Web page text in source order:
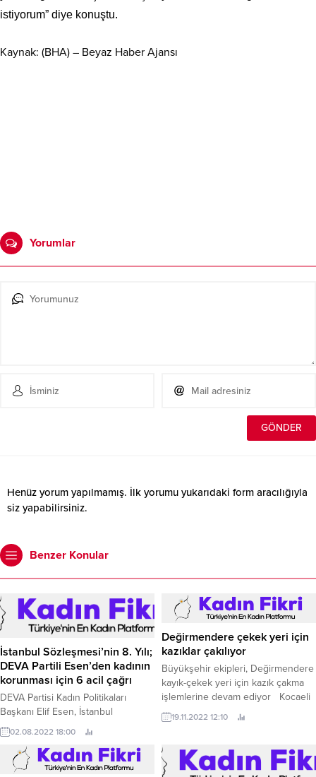
istiyorum” diye konuştu.
Kaynak: (BHA) – Beyaz Haber Ajansı
Yorumlar
Henüz yorum yapılmamış. İlk yorumu yukarıdaki form aracılığıyla
siz yapabilirsiniz.
Benzer Konular
İstanbul Sözleşmesi’nin 8. Yılı;
DEVA Partili Esen’den kadının
korunması için 6 acil çağrı
DEVA Partisi Kadın Politikaları
Başkanı Elif Esen, İstanbul
Sözleşmesi’nin yürürlüğe
girmesinin sekizinci yılı vesilesiyle
yaptığı açıklamada iktidara 6 acil
çağrıda bulundu.
02.08.2022 18:00
Değirmendere çekek yeri için
kazıklar çakılıyor
Büyükşehir ekipleri, Değirmendere
kayık-çekek yeri için kazık çakma
işlemlerine devam ediyor Kocaeli
Büyükşehir Belediyesi, Gölcük
Değirmendere’de yapımına
çakma çalışmalarını sürdürüyor.
19.11.2022 12:10